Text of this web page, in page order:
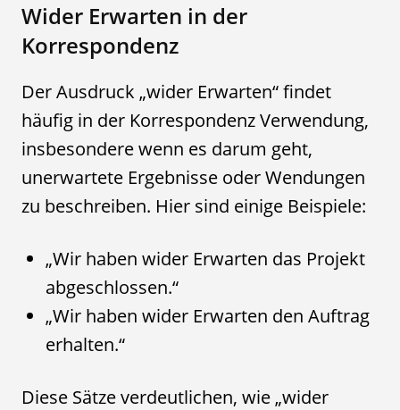
Wider Erwarten in der
Korrespondenz
Der Ausdruck „wider Erwarten“ findet
häufig in der Korrespondenz Verwendung,
insbesondere wenn es darum geht,
unerwartete Ergebnisse oder Wendungen
zu beschreiben. Hier sind einige Beispiele:
„Wir haben wider Erwarten das Projekt
abgeschlossen.“
„Wir haben wider Erwarten den Auftrag
erhalten.“
Diese Sätze verdeutlichen, wie „wider